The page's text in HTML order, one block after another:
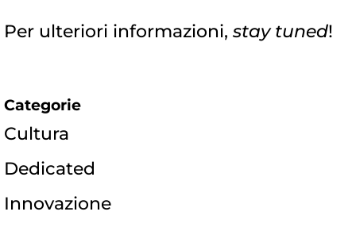
Per ulteriori informazioni, stay tuned!
Categorie
Cultura
Dedicated
Innovazione